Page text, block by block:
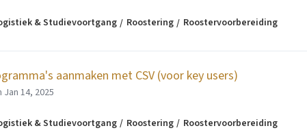
& Studievoortgang Roostering Roostervoorbereiding
aanmaken met CSV (voor key users)
Jan 14, 2025
& Studievoortgang Roostering Roostervoorbereiding